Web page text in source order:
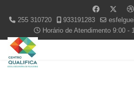
255 310720 933191283
Horário de Atendimento 9:00 -